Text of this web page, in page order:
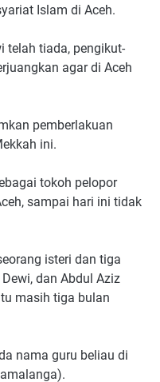
Islam di Aceh.
telah tiada, pengikut-
agar di Aceh
pemberlakuan
ini.
tokoh pelopor
sampai hari ini tidak
isteri dan tiga
dan Abdul Aziz
masih tiga bulan
nama guru beliau di